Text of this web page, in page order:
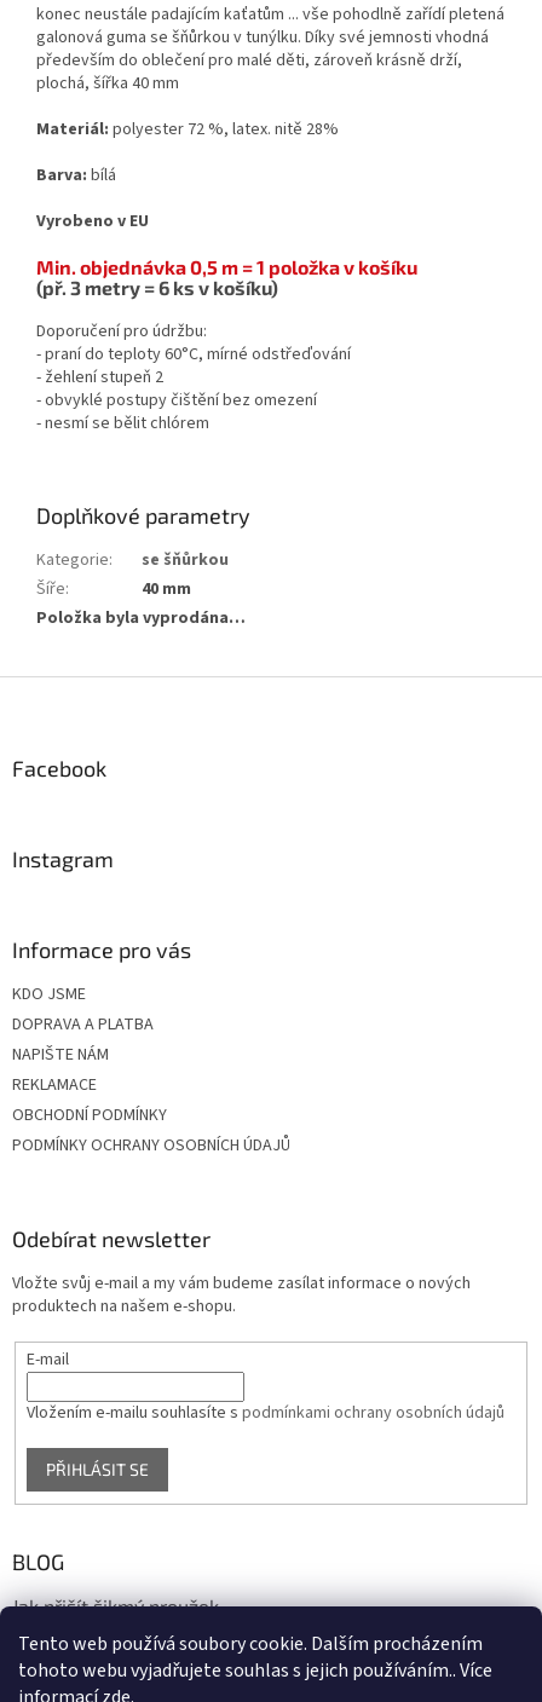
Tento web používá soubory cookie. Dalším procházením
tohoto webu vyjadřujete souhlas s jejich používáním.. Více
konec neustále padajícím kaťatům ... vše pohodlně zařídí pletená
galonová guma se šňůrkou v tunýlku. Díky své jemnosti vhodná
především do oblečení pro malé děti, zároveň krásně drží,
plochá, šířka 40 mm
Materiál: polyester 72 %, latex. nitě 28%
Barva: bílá
Vyrobeno v EU
Min. objednávka 0,5 m = 1 položka v košíku
(př. 3 metry = 6 ks v košíku)
Doporučení pro údržbu:
- praní do teploty 60°C, mírné odstřeďování
- žehlení stupeň 2
- obvyklé postupy čištění bez omezení
- nesmí se bělit chlórem
Doplňkové parametry
Kategorie:
se šňůrkou
Šíře:
40 mm
Položka byla vyprodána…
Facebook
Instagram
Informace pro vás
KDO JSME
DOPRAVA A PLATBA
NAPIŠTE NÁM
REKLAMACE
OBCHODNÍ PODMÍNKY
PODMÍNKY OCHRANY OSOBNÍCH ÚDAJŮ
Odebírat newsletter
Vložte svůj e-mail a my vám budeme zasílat informace o nových
produktech na našem e-shopu.
E-mail
Vložením e-mailu souhlasíte s podmínkami ochrany osobních údajů
PŘIHLÁSIT SE
BLOG
Jak přišít šikmý proužek
17.10.2020